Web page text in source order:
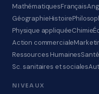
MathématiquesFrançais
GéographieHistoire
Physique appliquéeChimie
Action commerciale
Ressources Humaines
Sc. sanitaires et sociales
NIVEAUX